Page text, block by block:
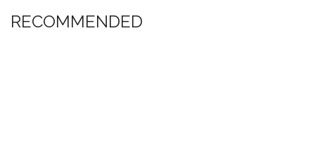
RECOMMENDED